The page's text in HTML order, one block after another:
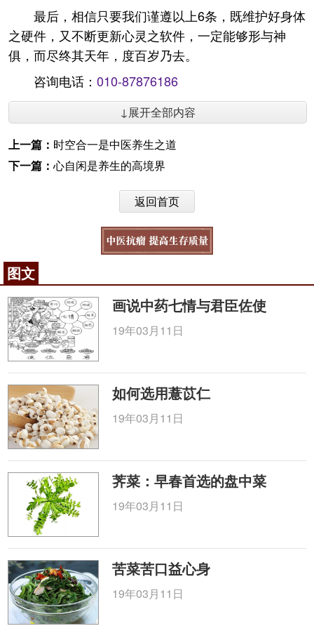
最后，相信只要我们谨遵以上6条，既维护好身体
之硬件，又不断更新心灵之软件，一定能够形与神
俱，而尽终其天年，度百岁乃去。
咨询电话： 010-87876186
↓展开全部内容
上一篇： 时空合一是中医养生之道
下一篇： 心自闲是养生的高境界
返回首页
图文
画说中药七情与君臣佐使
19年03月11日
如何选用薏苡仁
19年03月11日
荠菜：早春首选的盘中菜
19年03月11日
苦菜苦口益心身
19年03月11日